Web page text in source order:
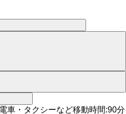
車・タクシーなど移動時間:90分